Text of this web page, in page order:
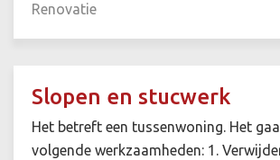
Renovatie
Slopen en stucwerk
Het betreft een tussenwoning. Het
volgende werkzaamheden: 1.